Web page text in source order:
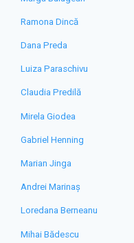
Ramona Dincă
Dana Preda
Luiza Paraschivu
Claudia Predilă
Mirela Giodea
Gabriel Henning
Marian Jinga
Andrei Marinaș
Loredana Berneanu
Mihai Bădescu